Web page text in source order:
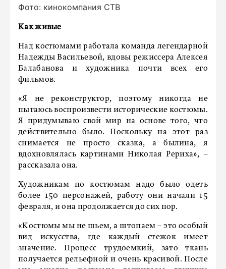
Фото: кинокомпания СТВ
Как живые
Над костюмами работала команда легендарной
Надежды Васильевой, вдовы режиссера Алексея
Балабанова и художника почти всех его
фильмов.
«Я не реконструктор, поэтому никогда не
пытаюсь воспроизвести исторические костюмы.
Я придумываю свой мир на основе того, что
действительно было. Поскольку на этот раз
снимается не просто сказка, а былина, я
вдохновлялась картинами Николая Рериха», –
рассказала она.
Художникам по костюмам надо было одеть
более 150 персонажей, работу они начали 15
февраля, и она продолжается до сих пор.
«Костюмы мы не шьем, а штопаем – это особый
вид искусства, где каждый стежок имеет
значение. Процесс трудоемкий, зато ткань
получается рельефной и очень красивой. После